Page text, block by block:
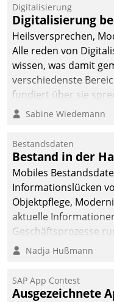
Datatrain. Die meravis
Wohnungsbau- und
Immobilien GmbH hat
sich dabei für den
der Lösung über die
Cloud Platform
entschieden - als erstes
Unternehmen am
Digitalisierung
Digitalisierung
Heilsversprechen,
Alle reden von
wissen, was damit
verschiedenste
fundiert über sie
klären. Ein Aspekt ist
Einsparungen durch
Prozesse. Doch man
mit der Einführung
getan. Die
die Bereitschaft, sich
und zu verändern.
Sabine Wiedemann
Bestandsdaten
Bestand in der
Mobiles
Informationslücken
Objektpflege,
aktuelle
Geschäftsprozesse
Nadja Hußmann
SAP App Contest
Ausgezeichnete